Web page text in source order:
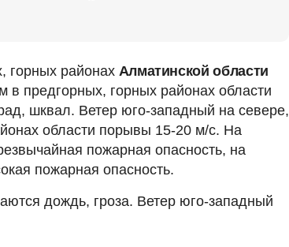
горных районах Алматинской области
в предгорных, горных районах области
шквал. Ветер юго-западный на севере,
области порывы 15-20 м/с. На
пожарная опасность, на
пожарная опасность.
дождь, гроза. Ветер юго-западный